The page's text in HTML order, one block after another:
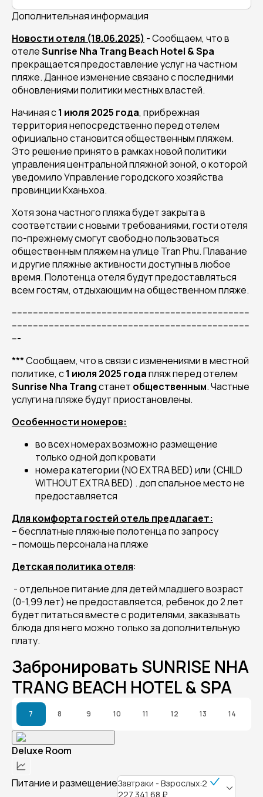
Дополнительная информация
Новости отеля (18.06.2025) - Сообщаем, что в
отелеSunrise Nha Trang Beach Hotel & Spa
прекращается предоставление услуг на частном
пляже. Данное изменение связано с последними
обновлениями политики местных властей.
Начиная с1 июля 2025 года, прибрежная
территория непосредственно перед отелем
официально становится общественным пляжем.
Это решение принято в рамках новой политики
управления центральной пляжной зоной, о которой
уведомило Управление городского хозяйства
провинции Кханьхоа.
Хотя зона частного пляжа будет закрыта в
соответствии с новыми требованиями, гости отеля
по-прежнему смогут свободно пользоваться
общественным пляжем на улице Tran Phu. Плавание
и другие пляжные активности доступны в любое
время. Полотенца отеля будут предоставляться
всем гостям, отдыхающим на общественном пляже.
------------------------------------------------------------------------------------------
------------------------------------------------------------------------------------------
---
*** Сообщаем, что в связи с изменениями в местной
политике, с1 июля 2025 годапляж перед отелем
Sunrise Nha Trangстанет общественным. Частные
услуги на пляже будут приостановлены.
Особенности номеров:
во всех номерах возможно размещение
только одной доп кровати
номера категории (NO EXTRA BED) или (CHILD
WITHOUT EXTRA BED) . доп спальное место не
предоставляется
Для комфорта гостей отель предлагает:
– бесплатные пляжные полотенца по запросу
– помощь персонала на пляже
Детская политика отеля:
- отдельное питание для детей младшего возраст
(0-1,99 лет) не предоставляется, ребенок до 2 лет
будет питаться вместе с родителями, заказывать
блюда для него можно только за дополнительную
плату.
Забронировать SUNRISE NHA
TRANG BEACH HOTEL & SPA
7 8 9 10 11 12 13 14
Deluxe Room
Питание и размещениеЗавтраки - Взрослых:2
227 341,68 ₽